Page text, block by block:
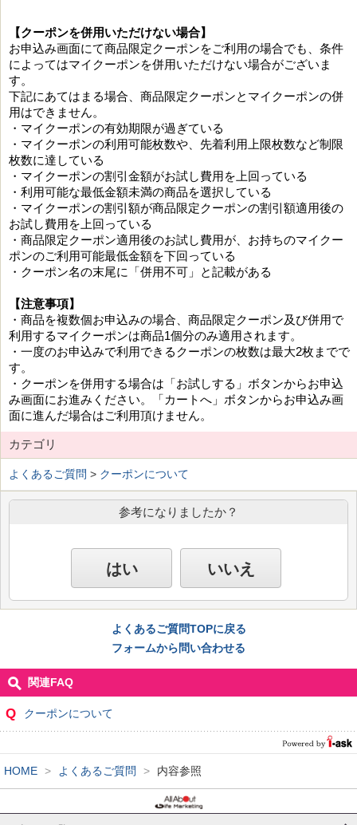
【クーポンを併用いただけない場合】
お申込み画面にて商品限定クーポンをご利用の場合でも、条件
によってはマイクーポンを併用いただけない場合がございま
す。
下記にあてはまる場合、商品限定クーポンとマイクーポンの併
用はできません。
・マイクーポンの有効期限が過ぎている
・マイクーポンの利用可能枚数や、先着利用上限枚数など制限
枚数に達している
・マイクーポンの割引金額がお試し費用を上回っている
・利用可能な最低金額未満の商品を選択している
・マイクーポンの割引額が商品限定クーポンの割引額適用後の
お試し費用を上回っている
・商品限定クーポン適用後のお試し費用が、お持ちのマイクー
ポンのご利用可能最低金額を下回っている
・クーポン名の末尾に「併用不可」と記載がある
【注意事項】
・商品を複数個お申込みの場合、商品限定クーポン及び併用で
利用するマイクーポンは商品1個分のみ適用されます。
・一度のお申込みで利用できるクーポンの枚数は最大2枚までで
す。
・クーポンを併用する場合は「お試しする」ボタンからお申込
み画面にお進みください。「カートへ」ボタンからお申込み画
面に進んだ場合はご利用頂けません。
カテゴリ
よくあるご質問 > クーポンについて
参考になりましたか？
はい いいえ
よくあるご質問TOPに戻る
フォームから問い合わせる
関連FAQ
Q クーポンについて
HOME > よくあるご質問 > 内容参照